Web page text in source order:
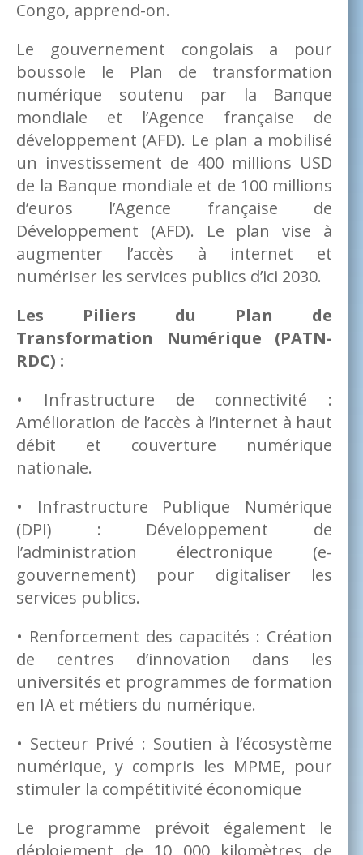
Congo, apprend-on.
Le gouvernement congolais a pour
boussole le Plan de transformation
numérique soutenu par la Banque
mondiale et l’Agence française de
développement (AFD). Le plan a mobilisé
un investissement de 400 millions USD
de la Banque mondiale et de 100 millions
d’euros l’Agence française de
Développement (AFD). Le plan vise à
augmenter l’accès à internet et
numériser les services publics d’ici 2030.
Les Piliers du Plan de
Transformation Numérique (PATN-
RDC) :
• Infrastructure de connectivité :
Amélioration de l’accès à l’internet à haut
débit et couverture numérique
nationale.
• Infrastructure Publique Numérique
(DPI) : Développement de
l’administration électronique (e-
gouvernement) pour digitaliser les
services publics.
• Renforcement des capacités : Création
de centres d’innovation dans les
universités et programmes de formation
en IA et métiers du numérique.
• Secteur Privé : Soutien à l’écosystème
numérique, y compris les MPME, pour
stimuler la compétitivité économique
Le programme prévoit également le
déploiement de 10 000 kilomètres de